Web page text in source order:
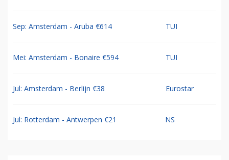
Sep: Amsterdam - Aruba €614 TUI
Mei: Amsterdam - Bonaire €594 TUI
Jul: Amsterdam - Berlijn €38 Eurostar
Jul: Rotterdam - Antwerpen €21 NS